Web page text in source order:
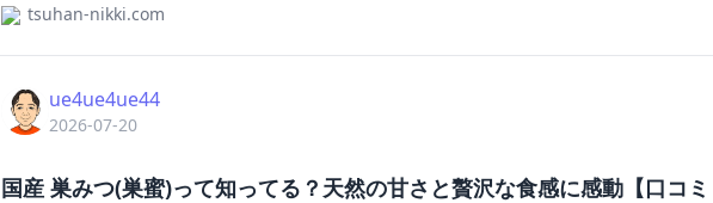
tsuhan-nikki.com
ue4ue4ue44
2026-07-20
国産 巣みつ(巣蜜)って知ってる？天然の甘さと贅沢な食感に感動【口コ